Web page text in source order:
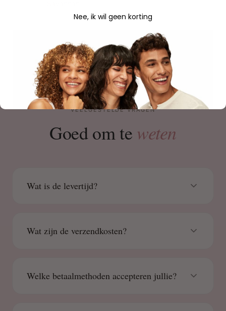
Geverifieerde aankoop
VEELGESTELDE VRAGEN
Goed om te weten
Wat is de levertijd?
Wat zijn de verzendkosten?
Welke betaalmethoden accepteren jullie?
Nee, ik wil geen korting